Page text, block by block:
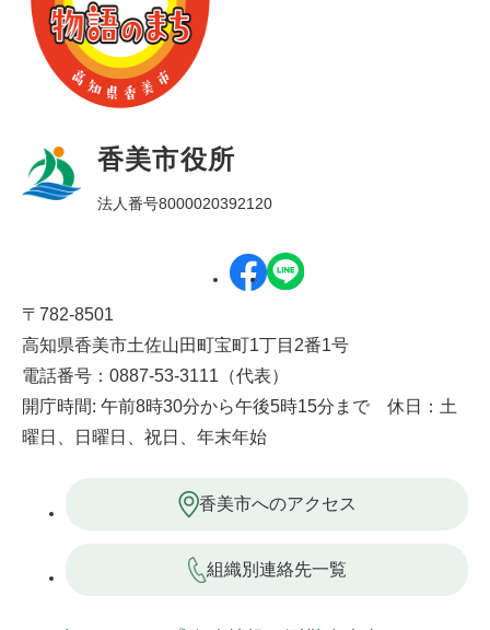
香美市役所
法人番号8000020392120
〒782-8501
高知県香美市土佐山田町宝町1丁目2番1号
電話番号：0887-53-3111（代表）
開庁時間: 午前8時30分から午後5時15分まで 休日：土
曜日、日曜日、祝日、年末年始
香美市へのアクセス
組織別連絡先一覧